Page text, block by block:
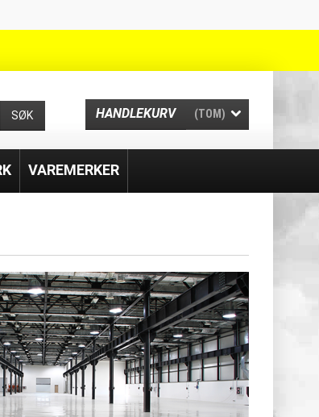
HANDLEKURV (TOM)
SØK
VAREMERKER